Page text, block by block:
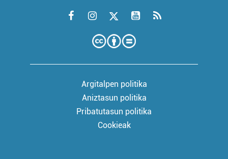
Argitalpen politika
Aniztasun politika
Pribatutasun politika
Cookieak